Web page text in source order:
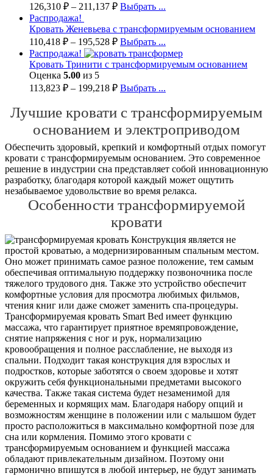
126,310 ₽ – 211,137 ₽ Выбрать ...
Распродажа!
Кровать Женевьева с трансформируемым основанием
110,418 ₽ – 195,528 ₽ Выбрать ...
Распродажа!
Кровать Тринити с трансформируемым основанием
Оценка 5.00 из 5
113,823 ₽ – 199,218 ₽ Выбрать ...
Лучшие кровати с трансформируемым
основанием и электроприводом
Обеспечить здоровый, крепкий и комфортный отдых помогут
кровати с трансформируемым основанием. Это современное
решение в индустрии сна представляет собой инновационную
разработку, благодаря которой каждый может ощутить
незабываемое удовольствие во время релакса.
Особенности трансформируемой
кровати
Конструкция является не
простой кроватью, а модернизированным спальным местом.
Оно может принимать самое разное положение, тем самым
обеспечивая оптимальную поддержку позвоночника после
тяжелого трудового дня. Также это устройство обеспечит
комфортные условия для просмотра любимых фильмов,
чтения книг или даже сможет заменить спа-процедуры.
Трансформируемая кровать Smart Bed имеет функцию
массажа, что гарантирует приятное времяпровождение,
снятие напряжения с ног и рук, нормализацию
кровообращения и полное расслабление, не выходя из
спальни. Подходит такая конструкция для взрослых и
подростков, которые заботятся о своем здоровье и хотят
окружить себя функциональными предметами высокого
качества. Также такая система будет незаменимой для
беременных и кормящих мам. Благодаря набору опций и
возможностям женщине в положении или с малышом будет
просто расположиться в максимально комфортной позе для
сна или кормления. Помимо этого кровати с
трансформируемым основанием и функцией массажа
обладают привлекательным дизайном. Поэтому они
гармонично впишутся в любой интерьер, не будут занимать